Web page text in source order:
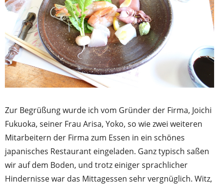
Zur Begrüßung wurde ich vom Gründer der Firma, Joichi
Fukuoka, seiner Frau Arisa, Yoko, so wie zwei weiteren
Mitarbeitern der Firma zum Essen in ein schönes
japanisches Restaurant eingeladen. Ganz typisch saßen
wir auf dem Boden, und trotz einiger sprachlicher
Hindernisse war das Mittagessen sehr vergnüglich. Witz,